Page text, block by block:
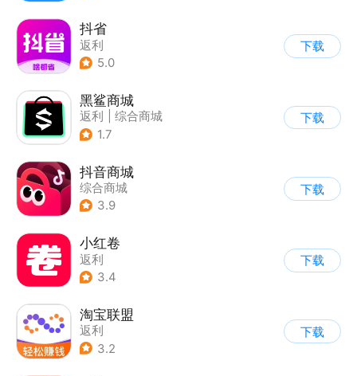
抖省
返利
5.0
下载
黑鲨商城
返利
综合商城
1.7
下载
抖音商城
综合商城
3.9
下载
小红卷
返利
3.4
下载
淘宝联盟
返利
3.2
下载